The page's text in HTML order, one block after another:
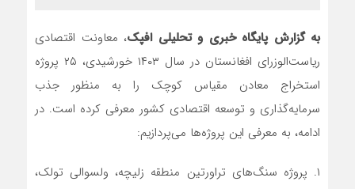
به گزارش پایگاه خبری و تحلیلی افپک، معاونت اقتصادی
ریاست‌الوزرای افغانستان در سال ۱۴۰۳ خورشیدی، ۲۵ پروژه
استخراج معادن مقیاس کوچک را به منظور جذب
سرمایه‌گذاری و توسعه اقتصادی کشور معرفی کرده است. در
ادامه، به معرفی این پروژه‌ها می‌پردازیم:
۱. پروژه سنگ‌های تراورتین منطقه زلیچه، ولسوالی تولک،